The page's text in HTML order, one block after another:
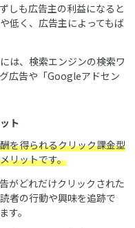
しも広告主の利益になると
低く、広告主によってもば
は、検索エンジンの検索ワ
広告や「Googleアドセン
ト
を得られるクリック課金型
リットです。
がどれだけクリックされた
者の行動や興味を追跡で
す。